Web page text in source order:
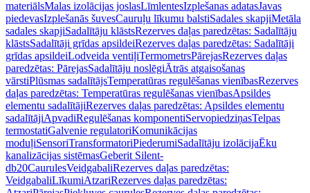
materiālsMalas izolācijas joslasLīmlentesIzplešanas adatasJavas
piedevasIzplešanās šuvesCauruļu līkumu balstiSadales skapjiMetāla
sadales skapjiSadalītāju klāstsRezerves daļas paredzētas: Sadalītāju
klāstsSadalītāji grīdas apsildeiRezerves daļas paredzētas: Sadalītāji
grīdas apsildeiLodveida ventiļiTermometrsPārejasRezerves daļas
paredzētas: PārejasSadalītāju noslēgiĀtrās atgaisošanas
vārstiPlūsmas sadalītājsTemperatūras regulēšanas vienībasRezerves
daļas paredzētas: Temperatūras regulēšanas vienībasApsildes
elementu sadalītājiRezerves daļas paredzētas: Apsildes elementu
sadalītājiApvadiRegulēšanas komponentiServopiedziņasTelpas
termostatiGalvenie regulatoriKomunikācijas
moduļiSensoriTransformatoriPiederumiSadalītāju izolācijaĒku
kanalizācijas sistēmasGeberit Silent-
db20CaurulesVeidgabaliRezerves daļas paredzētas:
VeidgabaliLīkumiAtzariRezerves daļas paredzētas: